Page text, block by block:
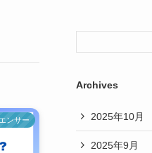
ンサー
Archives
2025年10月
2025年9月